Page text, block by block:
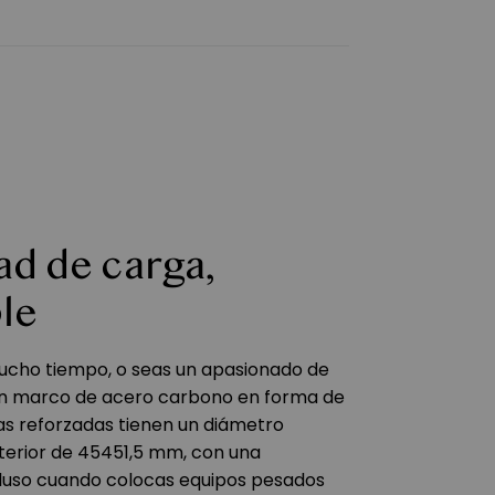
de carga,
tiempo, o seas un apasionado de
marco de acero carbono en forma de
reforzadas tienen un diámetro
de 45451,5 mm, con una
cuando colocas equipos pesados